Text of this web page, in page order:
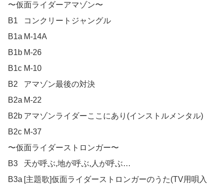
〜仮面ライダーアマゾン〜
B1	コンクリートジャングル
B1a	M-14A
B1b	M-26
B1c	M-10
B2	アマゾン最後の対決
B2a	M-22
B2b	アマゾンライダーここにあり(インストルメンタル)
B2c	M-37
〜仮面ライダーストロンガー〜
B3	天が呼ぶ,地が呼ぶ,人が呼ぶ…
B3a	[主題歌]仮面ライダーストロンガーのうた(TV用唄入